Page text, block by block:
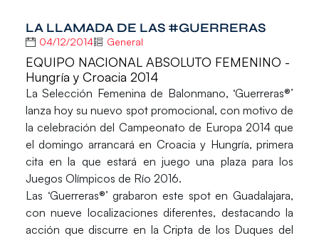
LA LLAMADA DE LAS #GUERRERAS
04/12/2014 General
EQUIPO NACIONAL ABSOLUTO FEMENINO -
Hungría y Croacia 2014
La Selección Femenina de Balonmano, ‘Guerreras®’
lanza hoy su nuevo spot promocional, con motivo de
la celebración del Campeonato de Europa 2014 que
el domingo arrancará en Croacia y Hungría, primera
cita en la que estará en juego una plaza para los
Juegos Olímpicos de Río 2016.
Las ‘Guerreras®’ grabaron este spot en Guadalajara,
con nueve localizaciones diferentes, destacando la
acción que discurre en la Cripta de los Duques del